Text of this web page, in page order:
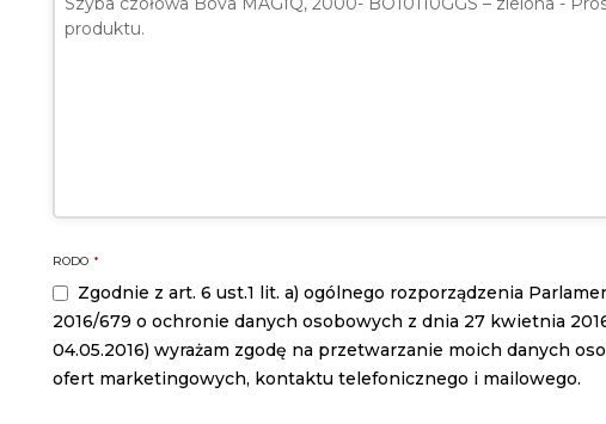
Email
Address *
RODO *
Zgodnie z art. 6 ust.1 lit. a) ogólnego rozporządzenia
2016/679 o ochronie danych osobowych z dnia 27 kwietnia 2016
04.05.2016) wyrażam zgodę na przetwarzanie moich danych
ofert marketingowych, kontaktu telefonicznego i mailowego.